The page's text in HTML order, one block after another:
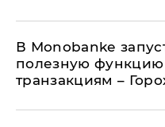
В Мonobankе
полезную функцию
транзакциям –